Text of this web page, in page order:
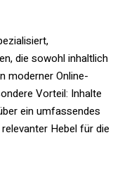
die sowohl inhaltlich
moderner Online-
Vorteil: Inhalte
ein umfassendes
Hebel für die